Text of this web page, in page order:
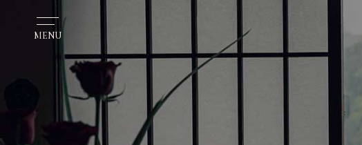
MENU
RECOMMENDED
おすすめご宿泊プラン